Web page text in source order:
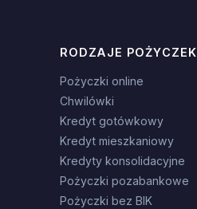
RODZAJE POŻYCZEK
Pożyczki online
Chwilówki
Kredyt gotówkowy
Kredyt mieszkaniowy
Kredyty konsolidacyjne
Pożyczki pozabankowe
Pożyczki bez BIK